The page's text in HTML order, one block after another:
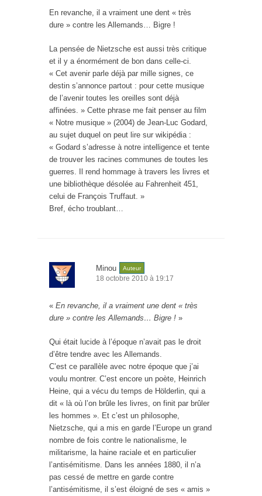
En revanche, il a vraiment une dent « très
dure » contre les Allemands… Bigre !
La pensée de Nietzsche est aussi très critique
et il y a énormément de bon dans celle-ci.
« Cet avenir parle déjà par mille signes, ce
destin s’annonce partout : pour cette musique
de l’avenir toutes les oreilles sont déjà
affinées. » Cette phrase me fait penser au film
« Notre musique » (2004) de Jean-Luc Godard,
au sujet duquel on peut lire sur wikipédia :
« Godard s’adresse à notre intelligence et tente
de trouver les racines communes de toutes les
guerres. Il rend hommage à travers les livres et
une bibliothèque désolée au Fahrenheit 451,
celui de François Truffaut. »
Bref, écho troublant…
Minou Auteur
18 octobre 2010 à 19:17
« En revanche, il a vraiment une dent « très
dure » contre les Allemands… Bigre ! »
Qui était lucide à l’époque n’avait pas le droit
d’être tendre avec les Allemands.
C’est ce parallèle avec notre époque que j’ai
voulu montrer. C’est encore un poète, Heinrich
Heine, qui a vécu du temps de Hölderlin, qui a
dit « là où l’on brûle les livres, on finit par brûler
les hommes ». Et c’est un philosophe,
Nietzsche, qui a mis en garde l’Europe un grand
nombre de fois contre le nationalisme, le
militarisme, la haine raciale et en particulier
l’antisémitisme. Dans les années 1880, il n’a
pas cessé de mettre en garde contre
l’antisémitisme, il s’est éloigné de ses « amis »